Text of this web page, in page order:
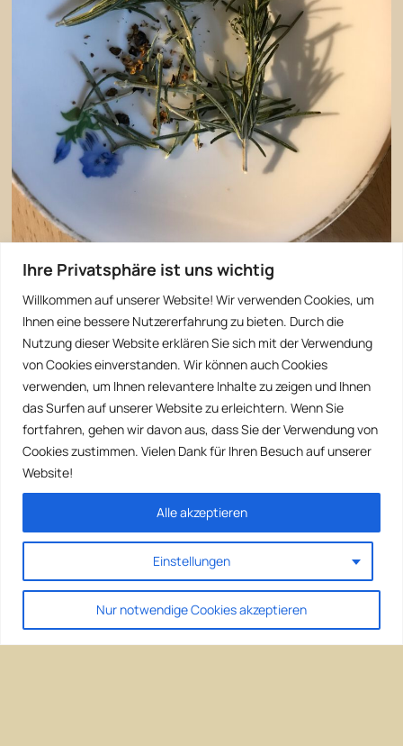
Ihre Privatsphäre ist uns wichtig
Willkommen auf unserer Website! Wir verwenden Cookies, um
Ihnen eine bessere Nutzererfahrung zu bieten. Durch die
Nutzung dieser Website erklären Sie sich mit der Verwendung
von Cookies einverstanden. Wir können auch Cookies
verwenden, um Ihnen relevantere Inhalte zu zeigen und Ihnen
das Surfen auf unserer Website zu erleichtern. Wenn Sie
fortfahren, gehen wir davon aus, dass Sie der Verwendung von
Cookies zustimmen. Vielen Dank für Ihren Besuch auf unserer
Website!
Einstellungen
Nur notwendige Cookies akzeptieren
Alle akzeptieren